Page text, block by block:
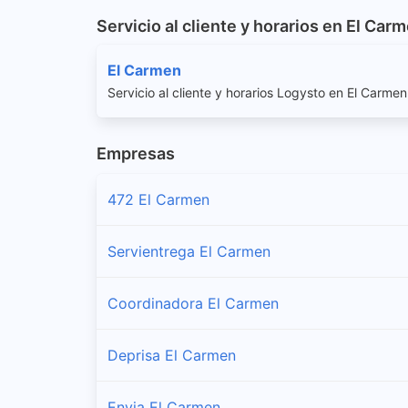
Servicio al cliente y horarios en El
El Carmen
Servicio al cliente y horarios Logysto en El Carmen
Empresas
472 El Carmen
Servientrega El Carmen
Coordinadora El Carmen
Deprisa El Carmen